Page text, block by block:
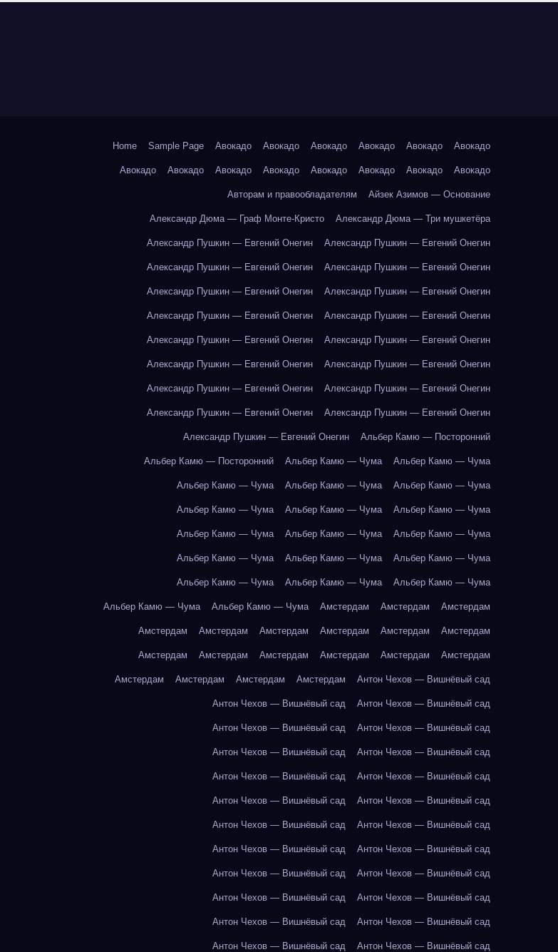
Home Sample Page Авокадо Авокадо Авокадо Авокадо Авокадо Авокадо
Авокадо Авокадо Авокадо Авокадо Авокадо Авокадо Авокадо Авокадо
Авторам и правообладателям Айзек Азимов — Основание
Александр Дюма — Граф Монте-Кристо Александр Дюма — Три мушкетёра
Александр Пушкин — Евгений Онегин Александр Пушкин — Евгений Онегин
Александр Пушкин — Евгений Онегин Александр Пушкин — Евгений Онегин
Александр Пушкин — Евгений Онегин Александр Пушкин — Евгений Онегин
Александр Пушкин — Евгений Онегин Александр Пушкин — Евгений Онегин
Александр Пушкин — Евгений Онегин Александр Пушкин — Евгений Онегин
Александр Пушкин — Евгений Онегин Александр Пушкин — Евгений Онегин
Александр Пушкин — Евгений Онегин Александр Пушкин — Евгений Онегин
Александр Пушкин — Евгений Онегин Александр Пушкин — Евгений Онегин
Александр Пушкин — Евгений Онегин Альбер Камю — Посторонний
Альбер Камю — Посторонний Альбер Камю — Чума Альбер Камю — Чума
Альбер Камю — Чума Альбер Камю — Чума Альбер Камю — Чума
Альбер Камю — Чума Альбер Камю — Чума Альбер Камю — Чума
Альбер Камю — Чума Альбер Камю — Чума Альбер Камю — Чума
Альбер Камю — Чума Альбер Камю — Чума Альбер Камю — Чума
Альбер Камю — Чума Альбер Камю — Чума Альбер Камю — Чума
Альбер Камю — Чума Альбер Камю — Чума Амстердам Амстердам Амстердам
Амстердам Амстердам Амстердам Амстердам Амстердам Амстердам
Амстердам Амстердам Амстердам Амстердам Амстердам Амстердам
Амстердам Амстердам Амстердам Амстердам Антон Чехов — Вишнёвый сад
Антон Чехов — Вишнёвый сад Антон Чехов — Вишнёвый сад
Антон Чехов — Вишнёвый сад Антон Чехов — Вишнёвый сад
Антон Чехов — Вишнёвый сад Антон Чехов — Вишнёвый сад
Антон Чехов — Вишнёвый сад Антон Чехов — Вишнёвый сад
Антон Чехов — Вишнёвый сад Антон Чехов — Вишнёвый сад
Антон Чехов — Вишнёвый сад Антон Чехов — Вишнёвый сад
Антон Чехов — Вишнёвый сад Антон Чехов — Вишнёвый сад
Антон Чехов — Вишнёвый сад Антон Чехов — Вишнёвый сад
Антон Чехов — Вишнёвый сад Антон Чехов — Вишнёвый сад
Антон Чехов — Вишнёвый сад Антон Чехов — Вишнёвый сад
Антон Чехов — Вишнёвый сад Антон Чехов — Вишнёвый сад